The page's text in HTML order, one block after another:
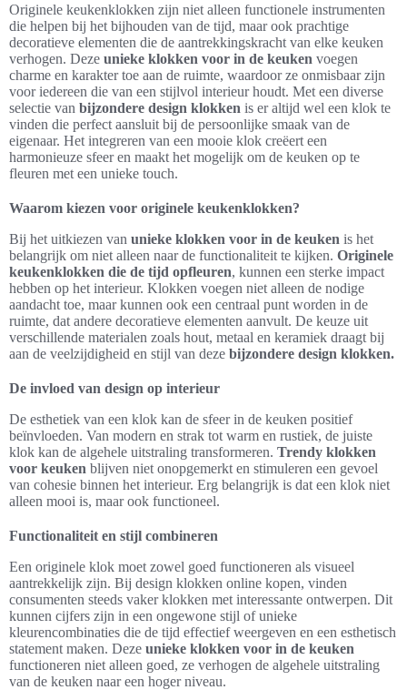
Originele keukenklokken zijn niet alleen functionele instrumenten
die helpen bij het bijhouden van de tijd, maar ook prachtige
decoratieve elementen die de aantrekkingskracht van elke keuken
verhogen. Deze unieke klokken voor in de keuken voegen
charme en karakter toe aan de ruimte, waardoor ze onmisbaar zijn
voor iedereen die van een stijlvol interieur houdt. Met een diverse
selectie van bijzondere design klokken is er altijd wel een klok te
vinden die perfect aansluit bij de persoonlijke smaak van de
eigenaar. Het integreren van een mooie klok creëert een
harmonieuze sfeer en maakt het mogelijk om de keuken op te
fleuren met een unieke touch.
Waarom kiezen voor originele keukenklokken?
Bij het uitkiezen van unieke klokken voor in de keuken is het
belangrijk om niet alleen naar de functionaliteit te kijken. Originele
keukenklokken die de tijd opfleuren, kunnen een sterke impact
hebben op het interieur. Klokken voegen niet alleen de nodige
aandacht toe, maar kunnen ook een centraal punt worden in de
ruimte, dat andere decoratieve elementen aanvult. De keuze uit
verschillende materialen zoals hout, metaal en keramiek draagt bij
aan de veelzijdigheid en stijl van deze bijzondere design klokken.
De invloed van design op interieur
De esthetiek van een klok kan de sfeer in de keuken positief
beïnvloeden. Van modern en strak tot warm en rustiek, de juiste
klok kan de algehele uitstraling transformeren. Trendy klokken
voor keuken blijven niet onopgemerkt en stimuleren een gevoel
van cohesie binnen het interieur. Erg belangrijk is dat een klok niet
alleen mooi is, maar ook functioneel.
Functionaliteit en stijl combineren
Een originele klok moet zowel goed functioneren als visueel
aantrekkelijk zijn. Bij design klokken online kopen, vinden
consumenten steeds vaker klokken met interessante ontwerpen. Dit
kunnen cijfers zijn in een ongewone stijl of unieke
kleurencombinaties die de tijd effectief weergeven en een esthetisch
statement maken. Deze unieke klokken voor in de keuken
functioneren niet alleen goed, ze verhogen de algehele uitstraling
van de keuken naar een hoger niveau.